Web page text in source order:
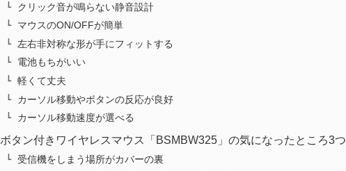
クリック音が鳴らない静音設計
マウスのON/OFFが簡単
左右非対称な形が手にフィットする
電池もちがいい
軽くて丈夫
カーソル移動やボタンの反応が良好
カーソル移動速度が選べる
ボタン付きワイヤレスマウス「BSMBW325」の気になったところ3つ
受信機をしまう場所がカバーの裏